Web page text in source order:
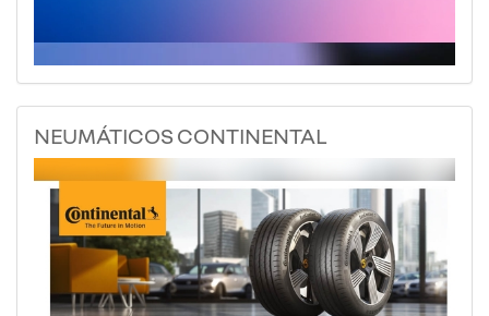
NEUMÁTICOS CONTINENTAL